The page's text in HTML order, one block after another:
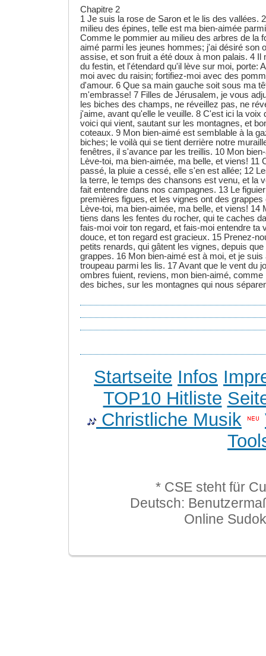
Chapitre 2
1 Je suis la rose de Saron et le lis des vallées.
milieu des épines, telle est ma bien-aimée
Comme le pommier au milieu des arbres de la
aimé parmi les jeunes hommes; j'ai désiré son
assise, et son fruit a été doux à mon palais. 4 Il
du festin, et l'étendard qu'il lève sur moi, porte:
moi avec du raisin; fortifiez-moi avec des
d'amour. 6 Que sa main gauche soit sous ma
m'embrasse! 7 Filles de Jérusalem, je vous
les biches des champs, ne réveillez pas, ne
j'aime, avant qu'elle le veuille. 8 C'est ici la voix
voici qui vient, sautant sur les montagnes, et
coteaux. 9 Mon bien-aimé est semblable à la
biches; le voilà qui se tient derrière notre
fenêtres, il s'avance par les treillis. 10 Mon
Lève-toi, ma bien-aimée, ma belle, et viens! 11
passé, la pluie a cessé, elle s'en est allée; 12
la terre, le temps des chansons est venu, et la
fait entendre dans nos campagnes. 13 Le
premières figues, et les vignes ont des grappes
Lève-toi, ma bien-aimée, ma belle, et viens! 14
tiens dans les fentes du rocher, qui te caches
fais-moi voir ton regard, et fais-moi entendre ta
douce, et ton regard est gracieux. 15 Prenez-
petits renards, qui gâtent les vignes, depuis
grappes. 16 Mon bien-aimé est à moi, et je suis
troupeau parmi les lis. 17 Avant que le vent du
ombres fuient, reviens, mon bien-aimé, comme
des biches, sur les montagnes qui nous
Startseite Infos
TOP10 Hitliste
Christliche Musik
* CSE steht für
Deutsch:
Online